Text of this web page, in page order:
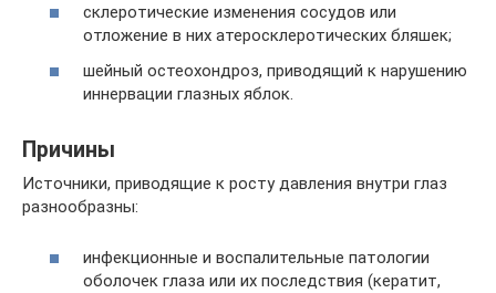
склеротические изменения сосудов или
отложение в них атеросклеротических бляшек;
шейный остеохондроз, приводящий к нарушению
иннервации глазных яблок.
Причины
Источники, приводящие к росту давления внутри глаз
разнообразны:
инфекционные и воспалительные патологии
оболочек глаза или их последствия (кератит,